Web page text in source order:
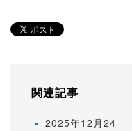
関連記事
2025年12月24